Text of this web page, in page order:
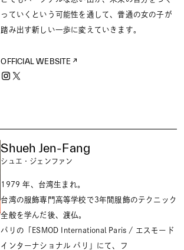
っていくという可能性を通して、普通の女の子が
踏み出す新しい一歩に変えていきます。
OFFICIAL WEBSITE
Shueh Jen-Fang
シュエ・ジェンファン
1979 年、台湾生まれ。
台湾の服飾専門高等学校で3年間服飾のテクニック
全般を学んだ後、渡仏。
パリの「ESMOD International Paris / エスモード
インターナショナル パリ」にて、フ